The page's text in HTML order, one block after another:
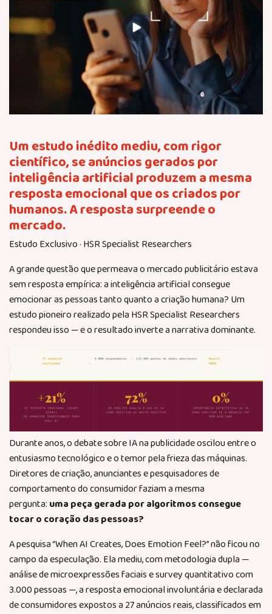
Um estudo inédito mediu, com rigor
científico, se anúncios gerados por
inteligência artificial produzem a mesma
resposta emocional que os criados por
humanos. A resposta surpreende o
mercado.
Estudo Exclusivo · HSR Specialist Researchers
A grande questão que permeava o mercado publicitário estava
sem resposta empírica: a inteligência artificial consegue
emocionar as pessoas tanto quanto a criação humana? Um
estudo pioneiro realizado pela HSR Specialist Researchers
respondeu isso — e o resultado inverte a narrativa dominante.
Durante anos, o debate sobre IA na publicidade oscilou entre o
entusiasmo tecnológico e o temor pela frieza das máquinas.
Diretores de criação, anunciantes e pesquisadores de
comportamento do consumidor faziam a mesma
pergunta: uma peça gerada por algoritmos consegue
tocar o coração das pessoas?
A pesquisa “When AI Creates, Does Emotion Feel?” não ficou no
campo da especulação. Ela mediu, com metodologia dupla —
análise de microexpressões faciais e survey quantitativo com
3.000 pessoas —, a resposta emocional involuntária e declarada
de consumidores expostos a 27 anúncios reais, classificados em